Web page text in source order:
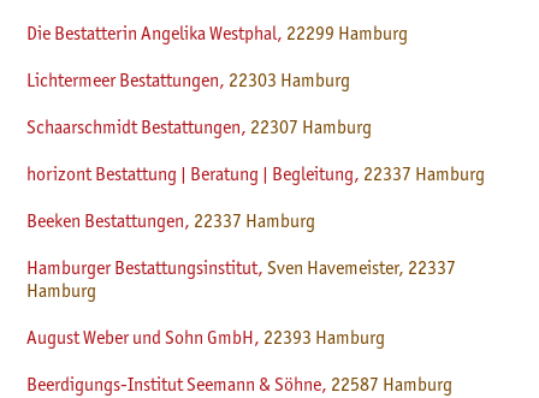
Die Bestatterin Angelika Westphal, 22299 Hamburg
Lichtermeer Bestattungen, 22303 Hamburg
Schaarschmidt Bestattungen, 22307 Hamburg
horizont Bestattung | Beratung | Begleitung, 22337 Hamburg
Beeken Bestattungen, 22337 Hamburg
Hamburger Bestattungsinstitut, Sven Havemeister, 22337
Hamburg
August Weber und Sohn GmbH, 22393 Hamburg
Beerdigungs-Institut Seemann & Söhne, 22587 Hamburg